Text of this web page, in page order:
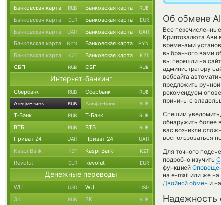
Об обмене
Все
Криптовалюта Ави
временами
выбранного вами
вы перешли на
администратору
вебсайта
предложить
рекомендуем
причины с
Спешим
обнаружить более
вас возникли
воспользоваться
Для точного
подробно изучить
функцией
на e-mail или же на
Двойной обмен и
Надежность
Банковская карта RUB Банковская карта RUB
Банковская карта EUR Банковская карта EUR
Банковская карта UAH Банковская карта UAH
Банковская карта BYN Банковская карта BYN
Банковская карта KZT Банковская карта KZT
СБП RUB СБП RUB
Интернет-банкинг
Сбербанк RUB Сбербанк RUB
Альфа-Банк RUB Альфа-Банк RUB
Т-Банк RUB Т-Банк RUB
ВТБ RUB ВТБ RUB
Приват 24 UAH Приват 24 UAH
Kaspi Bank KZT Kaspi Bank KZT
Revolut EUR Revolut EUR
Денежные переводы
WU USD WU USD
ЗК RUB ЗК RUB